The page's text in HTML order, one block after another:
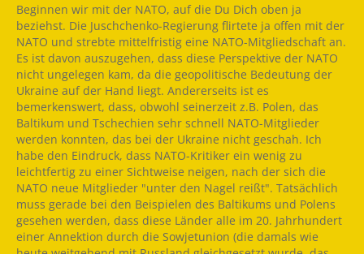
Beginnen wir mit der NATO, auf die Du Dich oben ja
beziehst. Die Juschchenko-Regierung flirtete ja offen mit der
NATO und strebte mittelfristig eine NATO-Mitgliedschaft an.
Es ist davon auszugehen, dass diese Perspektive der NATO
nicht ungelegen kam, da die geopolitische Bedeutung der
Ukraine auf der Hand liegt. Andererseits ist es
bemerkenswert, dass, obwohl seinerzeit z.B. Polen, das
Baltikum und Tschechien sehr schnell NATO-Mitglieder
werden konnten, das bei der Ukraine nicht geschah. Ich
habe den Eindruck, dass NATO-Kritiker ein wenig zu
leichtfertig zu einer Sichtweise neigen, nach der sich die
NATO neue Mitglieder "unter den Nagel reißt". Tatsächlich
muss gerade bei den Beispielen des Baltikums und Polens
gesehen werden, dass diese Länder alle im 20. Jahrhundert
einer Annektion durch die Sowjetunion (die damals wie